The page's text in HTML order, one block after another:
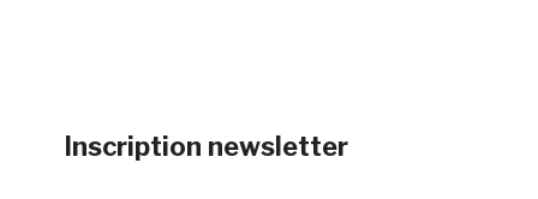
Inscription newsletter